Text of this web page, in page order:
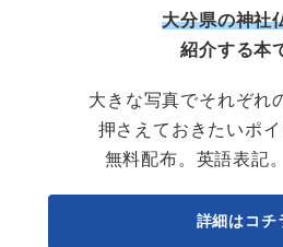
大分県の神社
紹介する本
大きな写真でそれぞれ
押さえておきたいポイ
無料配布。英語表記
詳細はコチ